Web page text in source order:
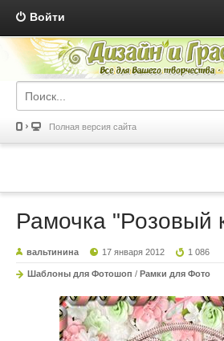
Войти
Полная версия сайта
Рамочка "Розовый
вальтинина 17 января 2012 1 086
Шаблоны для Фотошоп / Рамки для Фото